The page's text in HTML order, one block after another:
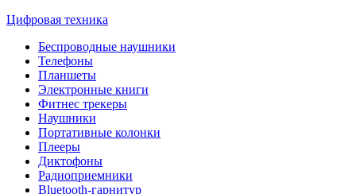
Цифровая техника
Беспроводные наушники
Телефоны
Планшеты
Электронные книги
Фитнес трекеры
Наушники
Портативные колонки
Плееры
Диктофоны
Радиоприемники
Bluetooth-гарнитур